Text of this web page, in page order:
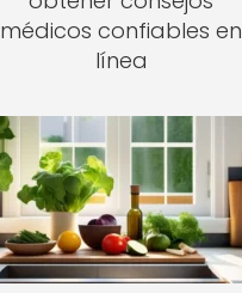
médicos confiables en
línea